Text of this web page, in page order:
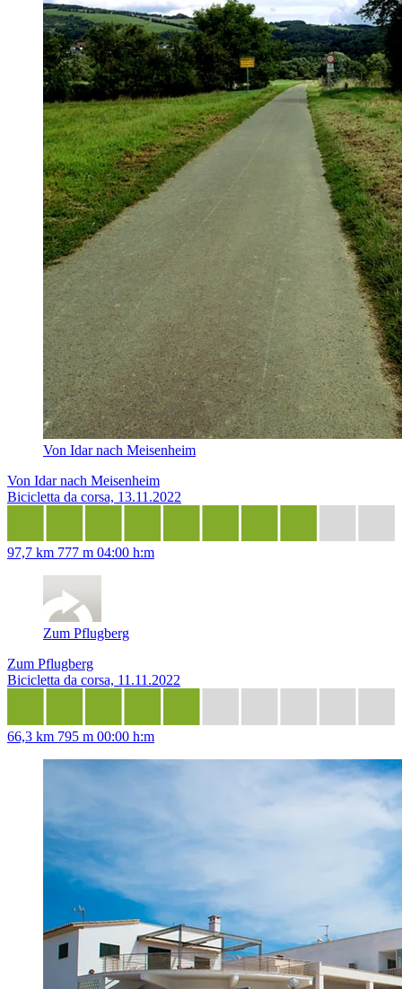
Von Idar nach Meisenheim
Von Idar nach Meisenheim
Bicicletta da corsa, 13.11.2022
97,7 km 777 m 04:00 h:m
Zum Pflugberg
Zum Pflugberg
Bicicletta da corsa, 11.11.2022
66,3 km 795 m 00:00 h:m